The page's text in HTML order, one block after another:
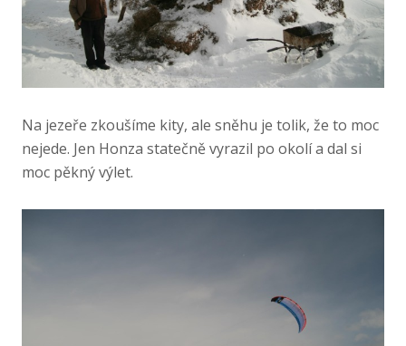
Na jezeře zkoušíme kity, ale sněhu je tolik, že to moc
nejede. Jen Honza statečně vyrazil po okolí a dal si
moc pěkný výlet.